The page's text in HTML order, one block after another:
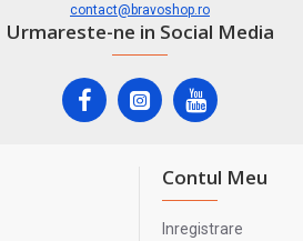
contact@bravoshop.ro
Urmareste-ne in Social Media
Contul Meu
Inregistrare